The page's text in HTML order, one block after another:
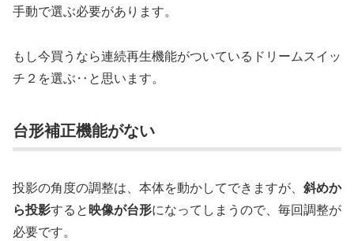
手動で選ぶ必要があります。
もし今買うなら連続再生機能がついているドリームスイッ
チ２を選ぶ‥と思います。
台形補正機能がない
投影の角度の調整は、本体を動かしてできますが、 斜めか
ら投影すると映像が台形になってしまうので、毎回調整が
必要です。